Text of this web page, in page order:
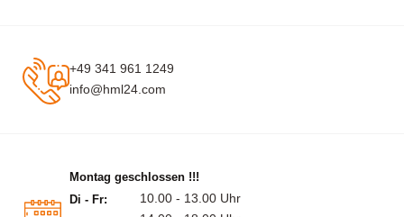
+49 341 961 1249
info@hml24.com
Montag geschlossen !!!
Di - Fr:
10.00 - 13.00 Uhr